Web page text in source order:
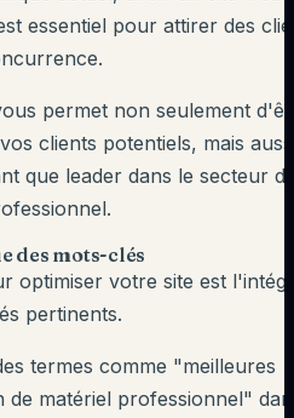
essentiel pour attirer des
permet non seulement
clients potentiels, mais
que leader dans le secteur
des mots-clés
optimiser votre site est
pertinents.
termes comme "meilleures
de matériel professionnel"